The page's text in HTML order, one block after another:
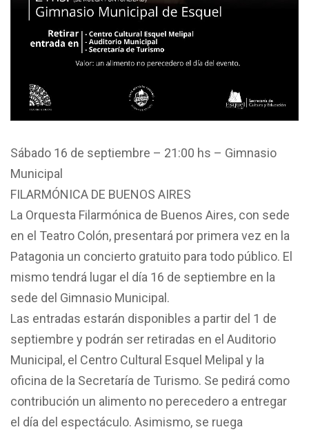
Sábado 16 de septiembre – 21:00 hs – Gimnasio
Municipal
FILARMÓNICA DE BUENOS AIRES
La Orquesta Filarmónica de Buenos Aires, con sede
en el Teatro Colón, presentará por primera vez en la
Patagonia un concierto gratuito para todo público. El
mismo tendrá lugar el día 16 de septiembre en la
sede del Gimnasio Municipal.
Las entradas estarán disponibles a partir del 1 de
septiembre y podrán ser retiradas en el Auditorio
Municipal, el Centro Cultural Esquel Melipal y la
oficina de la Secretaría de Turismo. Se pedirá como
contribución un alimento no perecedero a entregar
el día del espectáculo. Asimismo, se ruega